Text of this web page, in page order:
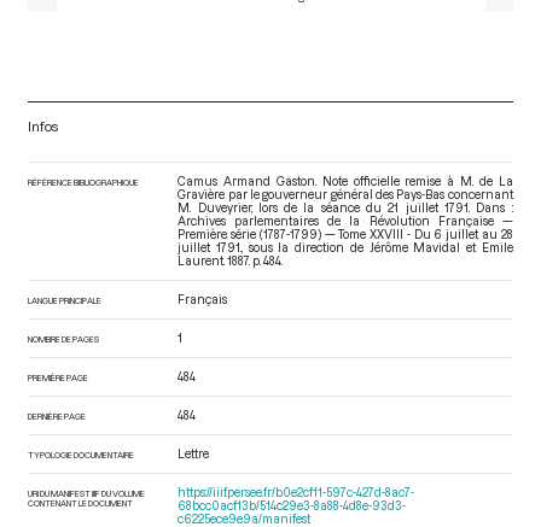
Infos
RÉFÉRENCE BIBLIOGRAPHIQUE
Camus Armand Gaston. Note officielle remise à M. de La
Gravière par le gouverneur général des Pays-Bas concernant
M. Duveyrier, lors de la séance du 21 juillet 1791. Dans :
Archives parlementaires de la Révolution Française —
Première série (1787-1799) — Tome XXVIII - Du 6 juillet au 28
juillet 1791.
, sous la direction de Jérôme Mavidal et Emile
Laurent. 1887. p. 484.
LANGUE PRINCIPALE Français
NOMBRE DE PAGES 1
PREMIÈRE PAGE 484
DERNIÈRE PAGE 484
TYPOLOGIE DOCUMENTAIRE Lettre
URI DU MANIFEST IIIF DU VOLUME
CONTENANT LE DOCUMENT
https://iiif.persee.fr/b0e2cf11-597c-427d-8ac7-
68bcc0acf13b/514c29e3-8a88-4d8e-93d3-
c6225ece9e9a/manifest